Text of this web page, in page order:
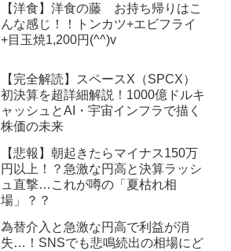
【洋食】洋食の藤 お持ち帰りはこ
んな感じ！！トンカツ+エビフライ
+目玉焼1,200円(^^)v
【完全解読】スペースX（SPCX）
初決算を超詳細解説！1000億ドルキ
ャッシュとAI・宇宙インフラで描く
株価の未来
【悲報】朝起きたらマイナス150万
円以上！？急激な円高と決算ラッシ
ュ直撃…これが噂の「夏枯れ相
場」？？
為替介入と急激な円高で利益が消
失…！SNSでも悲鳴続出の相場にど